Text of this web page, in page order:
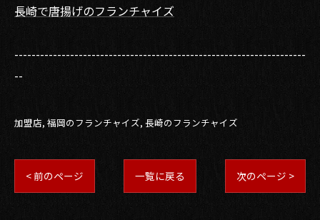
長崎で唐揚げのフランチャイズ
--------------------------------------------------------------------
--
加盟店 福岡のフランチャイズ 長崎のフランチャイズ
< 前のページ 一覧に戻る 次のページ >